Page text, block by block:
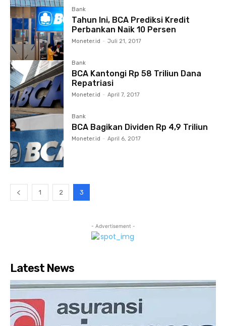
Bank
Tahun Ini, BCA Prediksi Kredit
Perbankan Naik 10 Persen
Moneter.id - Juli 21, 2017
Bank
BCA Kantongi Rp 58 Triliun Dana
Repatriasi
Moneter.id - April 7, 2017
Bank
BCA Bagikan Dividen Rp 4,9 Triliun
Moneter.id - April 6, 2017
1 2 3
- Advertisement -
Latest News